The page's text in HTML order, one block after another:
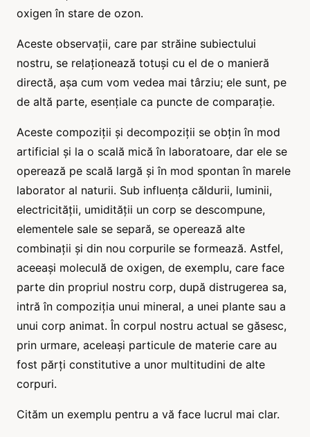
oxigen în stare de ozon.
Aceste observații, care par străine subiectului
nostru, se relaționează totuși cu el de o manieră
directă, așa cum vom vedea mai târziu; ele sunt, pe
de altă parte, esențiale ca puncte de comparație.
Aceste compoziții și decompoziții se obțin în mod
artificial și la o scală mică în laboratoare, dar ele se
operează pe scală largă și în mod spontan în marele
laborator al naturii. Sub influența căldurii, luminii,
electricității, umidității un corp se descompune,
elementele sale se separă, se operează alte
combinații și din nou corpurile se formează. Astfel,
aceeași moleculă de oxigen, de exemplu, care face
parte din propriul nostru corp, după distrugerea sa,
intră în compoziția unui mineral, a unei plante sau a
unui corp animat. În corpul nostru actual se găsesc,
prin urmare, aceleași particule de materie care au
fost părți constitutive a unor multitudini de alte
corpuri.
Cităm un exemplu pentru a vă face lucrul mai clar.